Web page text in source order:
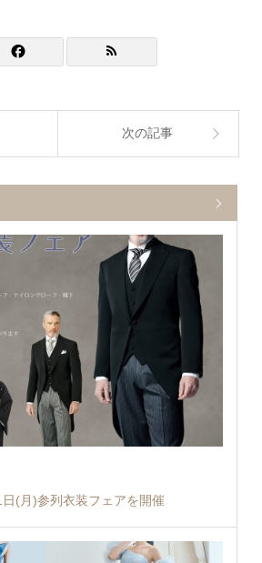
次の記事
(月)参列衣装フェアを開催